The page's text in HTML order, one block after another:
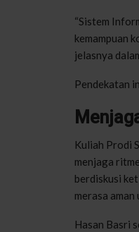
“Sistem
kemampuan
jelasnya
Pendekatan
Kuliah Prodi
menjaga
berdiskusi
merasa
Hasan Basri